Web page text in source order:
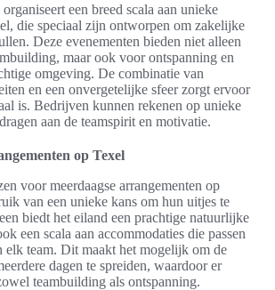
een breed scala aan unieke
die speciaal zijn ontworpen om zakelijke
Deze evenementen bieden niet alleen
maar ook voor ontspanning en
omgeving. De combinatie van
en een onvergetelijke sfeer zorgt ervoor
is. Bedrijven kunnen rekenen op unieke
aan de teamspirit en motivatie.
op Texel
voor meerdaagse arrangementen op
van een unieke kans om hun uitjes te
biedt het eiland een prachtige natuurlijke
een scala aan accommodaties die passen
elk team. Dit maakt het mogelijk om de
dagen te spreiden, waardoor er
teambuilding als ontspanning.